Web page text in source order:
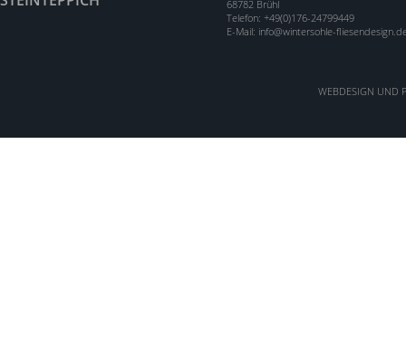
68782 Brühl
Telefon: +49(0)176-24799449
E-Mail: info@wintersohle-
WEBDESIGN UND